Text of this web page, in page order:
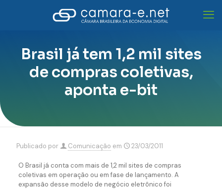
Brasil já tem 1,2 mil sites
de compras coletivas,
aponta e-bit
Publicado por Comunicação em 23/03/2011
O Brasil já conta com mais de 1,2 mil sites de compras
coletivas em operação ou em fase de lançamento. A
expansão desse modelo de negócio eletrônico foi